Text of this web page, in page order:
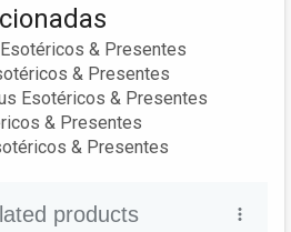
& Presentes
& Presentes
Esotéricos & Presentes
& Presentes
& Presentes